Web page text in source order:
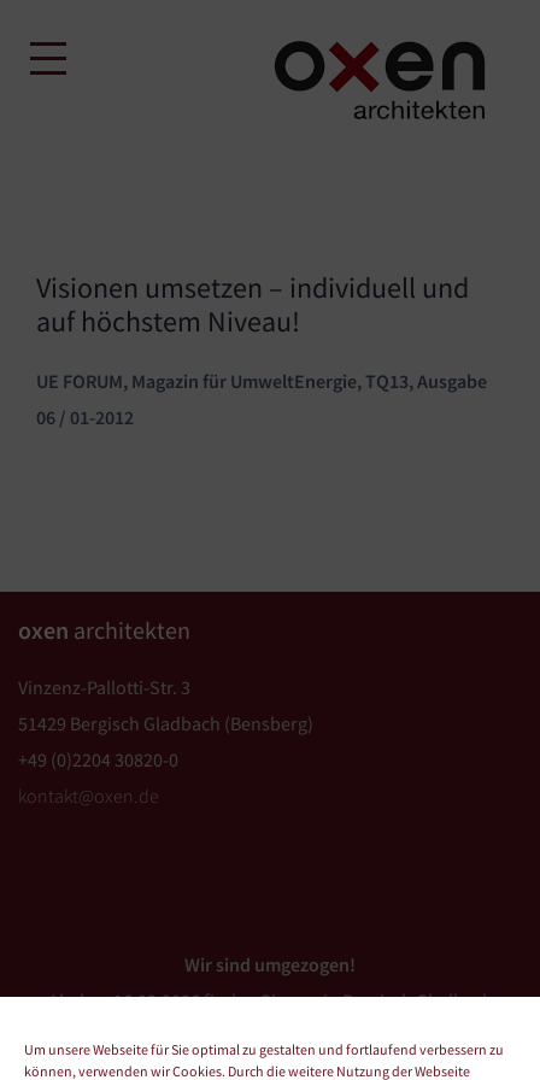
Um unsere Webseite für Sie optimal zu gestalten und fortlaufend verbessern zu
können, verwenden wir Cookies. Durch die weitere Nutzung der Webseite
Visionen umsetzen – individuell und
auf höchstem Niveau!
UE FORUM, Magazin für UmweltEnergie, TQ13, Ausgabe
06 / 01-2012
oxen architekten
Vinzenz-Pallotti-Str. 3
51429 Bergisch Gladbach (Bensberg)
+49 (0)2204 30820-0
kontakt@oxen.de
Wir sind umgezogen!
Ab dem 16.03.2026 finden Sie uns in Bergisch Gladbach